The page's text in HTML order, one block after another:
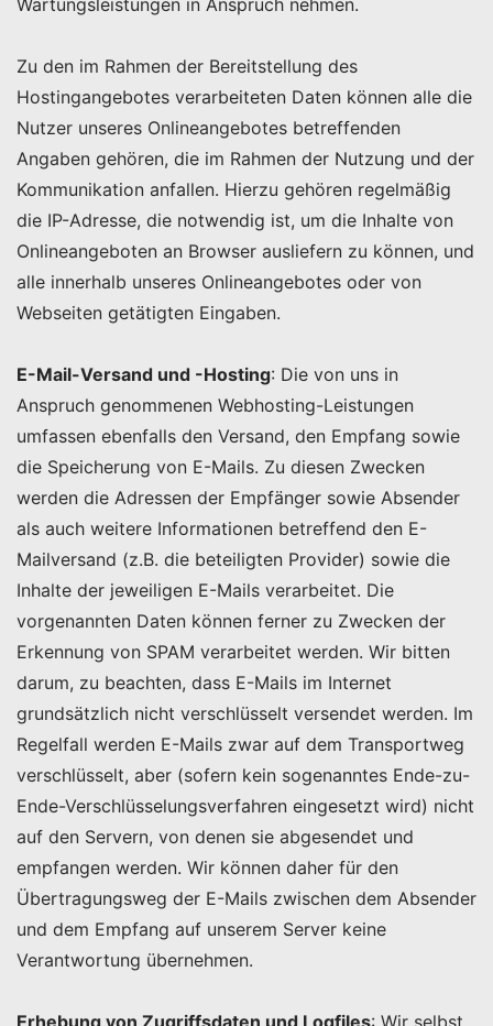
Wartungsleistungen in Anspruch nehmen.
Zu den im Rahmen der Bereitstellung des
Hostingangebotes verarbeiteten Daten können alle die
Nutzer unseres Onlineangebotes betreffenden
Angaben gehören, die im Rahmen der Nutzung und der
Kommunikation anfallen. Hierzu gehören regelmäßig
die IP-Adresse, die notwendig ist, um die Inhalte von
Onlineangeboten an Browser ausliefern zu können, und
alle innerhalb unseres Onlineangebotes oder von
Webseiten getätigten Eingaben.
E-Mail-Versand und -Hosting: Die von uns in
Anspruch genommenen Webhosting-Leistungen
umfassen ebenfalls den Versand, den Empfang sowie
die Speicherung von E-Mails. Zu diesen Zwecken
werden die Adressen der Empfänger sowie Absender
als auch weitere Informationen betreffend den E-
Mailversand (z.B. die beteiligten Provider) sowie die
Inhalte der jeweiligen E-Mails verarbeitet. Die
vorgenannten Daten können ferner zu Zwecken der
Erkennung von SPAM verarbeitet werden. Wir bitten
darum, zu beachten, dass E-Mails im Internet
grundsätzlich nicht verschlüsselt versendet werden. Im
Regelfall werden E-Mails zwar auf dem Transportweg
verschlüsselt, aber (sofern kein sogenanntes Ende-zu-
Ende-Verschlüsselungsverfahren eingesetzt wird) nicht
auf den Servern, von denen sie abgesendet und
empfangen werden. Wir können daher für den
Übertragungsweg der E-Mails zwischen dem Absender
und dem Empfang auf unserem Server keine
Verantwortung übernehmen.
Erhebung von Zugriffsdaten und Logfiles: Wir selbst